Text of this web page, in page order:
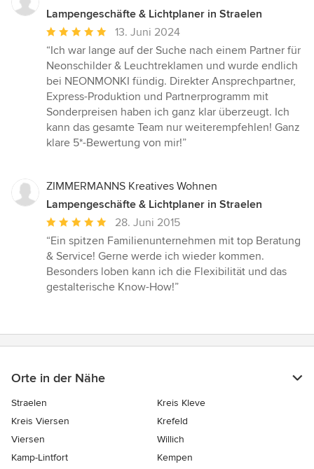
Lampengeschäfte & Lichtplaner in Straelen
Durchschnittliche
Bewertung:
5
von
5
Sternen
13. Juni 2024
“Ich war lange auf der Suche nach einem Partner für
Neonschilder & Leuchtreklamen und wurde endlich
bei NEONMONKI fündig. Direkter Ansprechpartner,
Express-Produktion und Partnerprogramm mit
Sonderpreisen haben ich ganz klar überzeugt. Ich
kann das gesamte Team nur weiterempfehlen! Ganz
klare 5*-Bewertung von mir!”
ZIMMERMANNS Kreatives Wohnen
Lampengeschäfte & Lichtplaner in Straelen
Durchschnittliche
Bewertung:
5
von
5
28. Juni 2015
“Ein spitzen Familienunternehmen mit top Beratung
& Service! Gerne werde ich wieder kommen.
Besonders loben kann ich die Flexibilität und das
gestalterische Know-How!”
Orte in der Nähe
Straelen
Kreis Kleve
Kreis Viersen
Krefeld
Viersen
Willich
Kamp-Lintfort
Kempen